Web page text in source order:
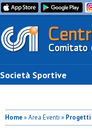
Società Sportive
Home» Area Eventi » Progetti